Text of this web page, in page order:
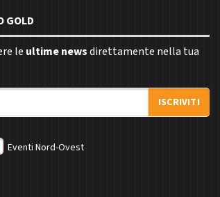
GOLD
le ultime newsdirettamente nella tua
ISCRIVITI
Eventi Nord-Ovest